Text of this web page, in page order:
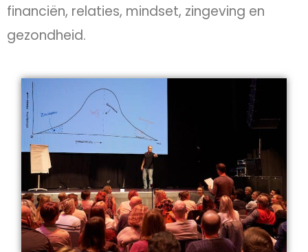
financiën, relaties, mindset, zingeving en
gezondheid.